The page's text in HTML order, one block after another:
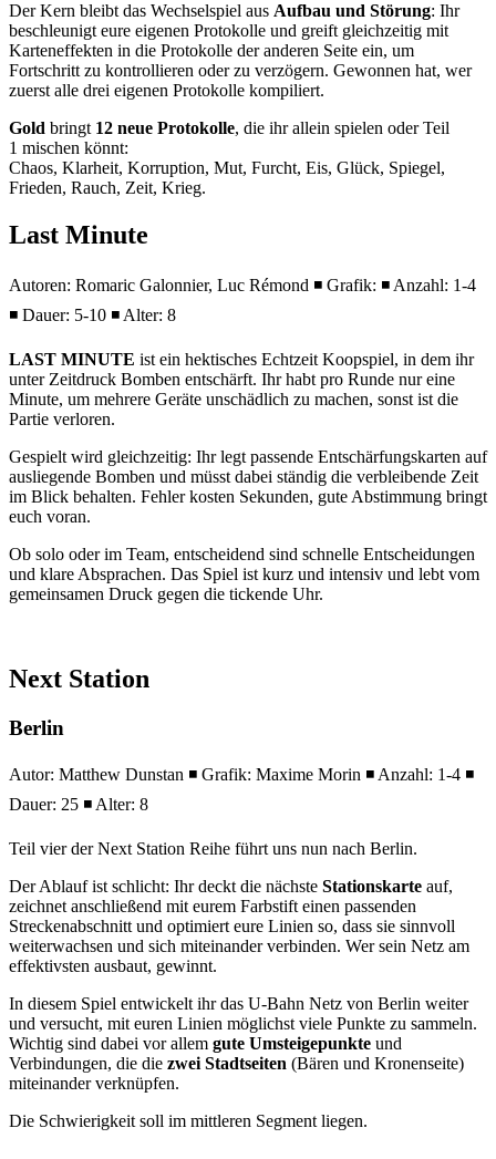
Der Kern bleibt das Wechselspiel aus Aufbau und Störung: Ihr
beschleunigt eure eigenen Protokolle und greift gleichzeitig mit
Karteneffekten in die Protokolle der anderen Seite ein, um
Fortschritt zu kontrollieren oder zu verzögern. Gewonnen hat, wer
zuerst alle drei eigenen Protokolle kompiliert.
Gold bringt 12 neue Protokolle, die ihr allein spielen oder Teil
1 mischen könnt:
Chaos, Klarheit, Korruption, Mut, Furcht, Eis, Glück, Spiegel,
Frieden, Rauch, Zeit, Krieg.
Last Minute
Autoren: Romaric Galonnier, Luc Rémond ◾ Grafik: ◾ Anzahl: 1-4
◾ Dauer: 5-10 ◾ Alter: 8
LAST MINUTE ist ein hektisches Echtzeit Koopspiel, in dem ihr
unter Zeitdruck Bomben entschärft. Ihr habt pro Runde nur eine
Minute, um mehrere Geräte unschädlich zu machen, sonst ist die
Partie verloren.
Gespielt wird gleichzeitig: Ihr legt passende Entschärfungskarten auf
ausliegende Bomben und müsst dabei ständig die verbleibende Zeit
im Blick behalten. Fehler kosten Sekunden, gute Abstimmung bringt
euch voran.
Ob solo oder im Team, entscheidend sind schnelle Entscheidungen
und klare Absprachen. Das Spiel ist kurz und intensiv und lebt vom
gemeinsamen Druck gegen die tickende Uhr.
Next Station
Berlin
Autor: Matthew Dunstan ◾ Grafik: Maxime Morin ◾ Anzahl: 1-4 ◾
Dauer: 25 ◾ Alter: 8
Teil vier der Next Station Reihe führt uns nun nach Berlin.
Der Ablauf ist schlicht: Ihr deckt die nächste Stationskarte auf,
zeichnet anschließend mit eurem Farbstift einen passenden
Streckenabschnitt und optimiert eure Linien so, dass sie sinnvoll
weiterwachsen und sich miteinander verbinden. Wer sein Netz am
effektivsten ausbaut, gewinnt.
In diesem Spiel entwickelt ihr das U-Bahn Netz von Berlin weiter
und versucht, mit euren Linien möglichst viele Punkte zu sammeln.
Wichtig sind dabei vor allem gute Umsteigepunkte und
Verbindungen, die die zwei Stadtseiten (Bären und Kronenseite)
miteinander verknüpfen.
Die Schwierigkeit soll im mittleren Segment liegen.